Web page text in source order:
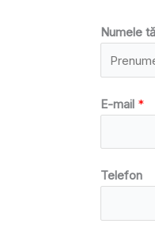
Numele
E-mail *
Telefon